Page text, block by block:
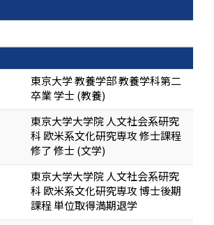
東京大学 教養学部 教養学科第二
卒業 学士 (教養)
東京大学大学院 人文社会系研究
科 欧米系文化研究専攻 修士課程
修了 修士 (文学)
東京大学大学院 人文社会系研究
科 欧米系文化研究専攻 博士後期
課程 単位取得満期退学